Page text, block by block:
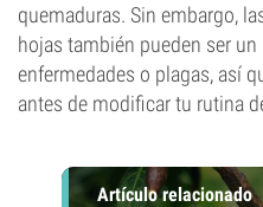
quemaduras. Sin embargo,
hojas también pueden ser
enfermedades o plagas, así
antes de modificar tu rutina
Artículo relacionado